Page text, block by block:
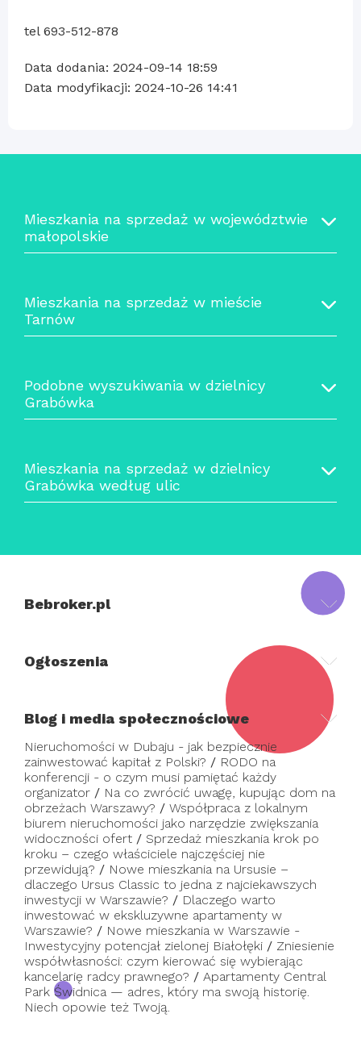
tel 693-512-878
Data dodania: 2024-09-14 18:59
Data modyfikacji: 2024-10-26 14:41
Mieszkania na sprzedaż w województwie
małopolskie
Mieszkania na sprzedaż w mieście
Tarnów
Podobne wyszukiwania w dzielnicy
Grabówka
Mieszkania na sprzedaż w dzielnicy
Grabówka według ulic
Bebroker.pl
Ogłoszenia
Blog i media społecznościowe
Nieruchomości w Dubaju - jak bezpiecznie
zainwestować kapitał z Polski? / RODO na
konferencji - o czym musi pamiętać każdy
organizator / Na co zwrócić uwagę, kupując dom na
obrzeżach Warszawy? / Współpraca z lokalnym
biurem nieruchomości jako narzędzie zwiększania
widoczności ofert / Sprzedaż mieszkania krok po
kroku – czego właściciele najczęściej nie
przewidują? / Nowe mieszkania na Ursusie –
dlaczego Ursus Classic to jedna z najciekawszych
inwestycji w Warszawie? / Dlaczego warto
inwestować w ekskluzywne apartamenty w
Warszawie? / Nowe mieszkania w Warszawie -
Inwestycyjny potencjał zielonej Białołęki / Zniesienie
współwłasności: czym kierować się wybierając
kancelarię radcy prawnego? / Apartamenty Central
Park Świdnica — adres, który ma swoją historię.
Niech opowie też Twoją.